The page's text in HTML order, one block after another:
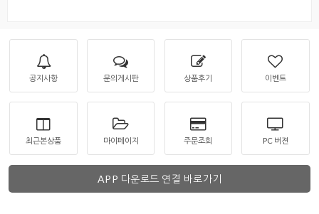
공지사항 문의게시판 상품후기 이벤트
최근본상품 마이페이지 주문조회 PC 버젼
APP 다운로드 연결 바로가기